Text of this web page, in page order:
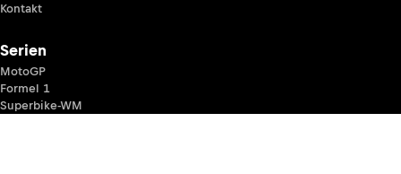
Kontakt
Serien
MotoGP
Formel 1
Superbike-WM